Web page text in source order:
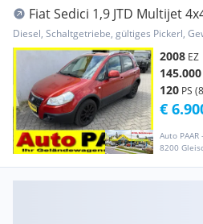
Fiat Sedici 1,9 JTD Multijet
Diesel, Schaltgetriebe, gültiges Pickerl,
2008 EZ
145.000
120 PS
Auto PAAR
8200
€